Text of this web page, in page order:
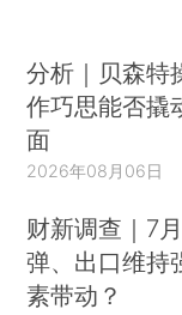
分析｜贝森特
作巧思能否撬
面
2026年08月06日
财新调查｜7
弹、出口维持
素带动？